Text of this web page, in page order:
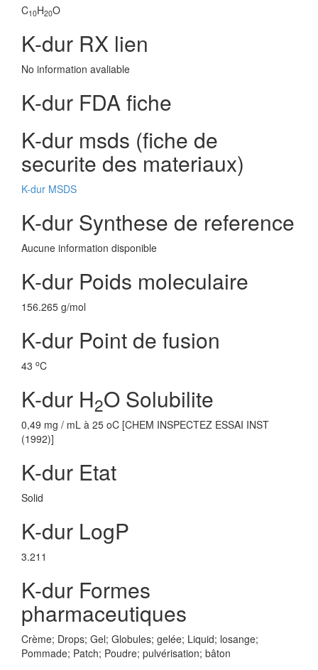
C10H20O
K-dur RX lien
No information avaliable
K-dur FDA fiche
K-dur msds (fiche de
securite des materiaux)
K-dur MSDS
K-dur Synthese de reference
Aucune information disponible
K-dur Poids moleculaire
156.265 g/mol
K-dur Point de fusion
43 oC
K-dur H2O Solubilite
0,49 mg / mL à 25 oC [CHEM INSPECTEZ ESSAI INST
(1992)]
K-dur Etat
Solid
K-dur LogP
3.211
K-dur Formes
pharmaceutiques
Crème; Drops; Gel; Globules; gelée; Liquid; losange;
Pommade; Patch; Poudre; pulvérisation; bâton